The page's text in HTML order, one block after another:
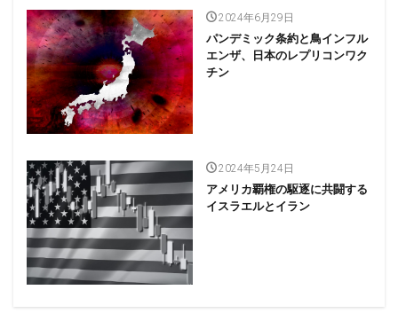
2024年6月29日
パンデミック条約と鳥インフル
エンザ、日本のレプリコンワク
チン
2024年5月24日
アメリカ覇権の駆逐に共闘する
イスラエルとイラン